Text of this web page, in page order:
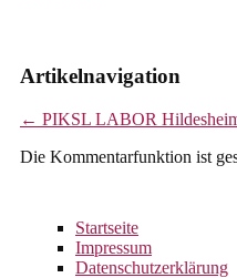
Artikelnavigation
← PIKSL LABOR
Die Kommentarfunktion ist
Startseite
Impressum
Datenschutzerklärung